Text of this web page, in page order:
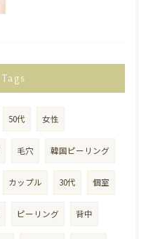
Tags
50代 女性
毛穴 韓国ピーリング
カップル 30代 個室
ピーリング 背中